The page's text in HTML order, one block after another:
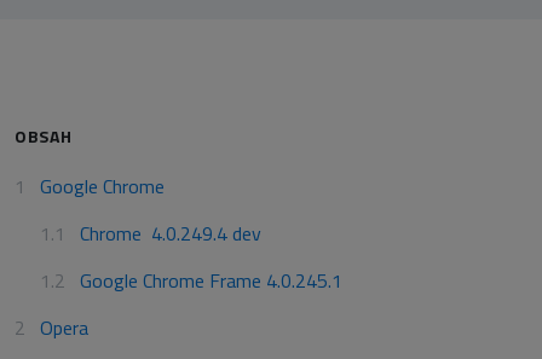
OBSAH
Google Chrome
Chrome 4.0.249.4 dev
Google Chrome Frame 4.0.245.1
Opera